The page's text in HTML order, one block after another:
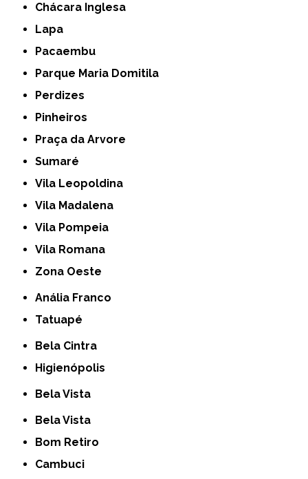
Chácara Inglesa
Lapa
Pacaembu
Parque Maria Domitila
Perdizes
Pinheiros
Praça da Arvore
Sumaré
Vila Leopoldina
Vila Madalena
Vila Pompeia
Vila Romana
Zona Oeste
Anália Franco
Tatuapé
Bela Cintra
Higienópolis
Bela Vista
Bela Vista
Bom Retiro
Cambuci